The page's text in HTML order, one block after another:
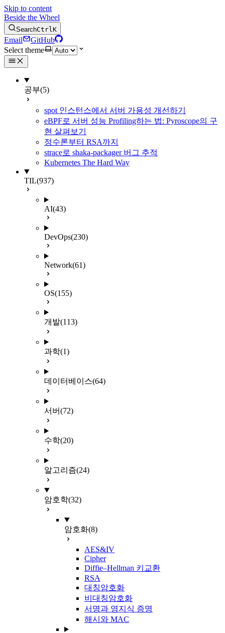
Skip to content
Beside the Wheel
SearchCtrlK
Email
GitHub
Select theme
공부(5)
spot 인스턴스에서 서버 가용성 개선하기
eBPF로 서버 성능 Profiling하는 법: Pyroscope의 구
현 살펴보기
정수론부터 RSA까지
strace로 shaka-packager 버그 추적
Kubernetes The Hard Way
TIL(937)
AI(43)
DevOps(230)
Network(61)
OS(155)
개발(113)
과학(1)
데이터베이스(64)
서버(72)
수학(20)
알고리즘(24)
암호학(32)
암호화(8)
AES&IV
Cipher
Diffie–Hellman 키교환
RSA
대칭암호화
비대칭암호화
서명과 영지식 증명
해시와 MAC